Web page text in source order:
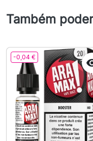
Também
-0,04 €